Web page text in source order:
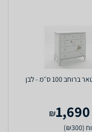
100 ס״מ - לבן
1,690
₪